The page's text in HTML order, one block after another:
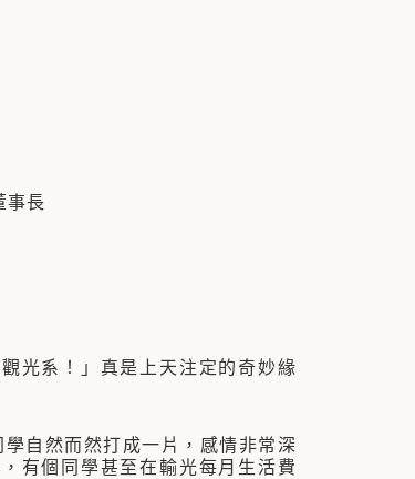
事長
光系！」真是上天注定的奇妙緣
自然而然打成一片，感情非常深
有個同學甚至在輸光每月生活費